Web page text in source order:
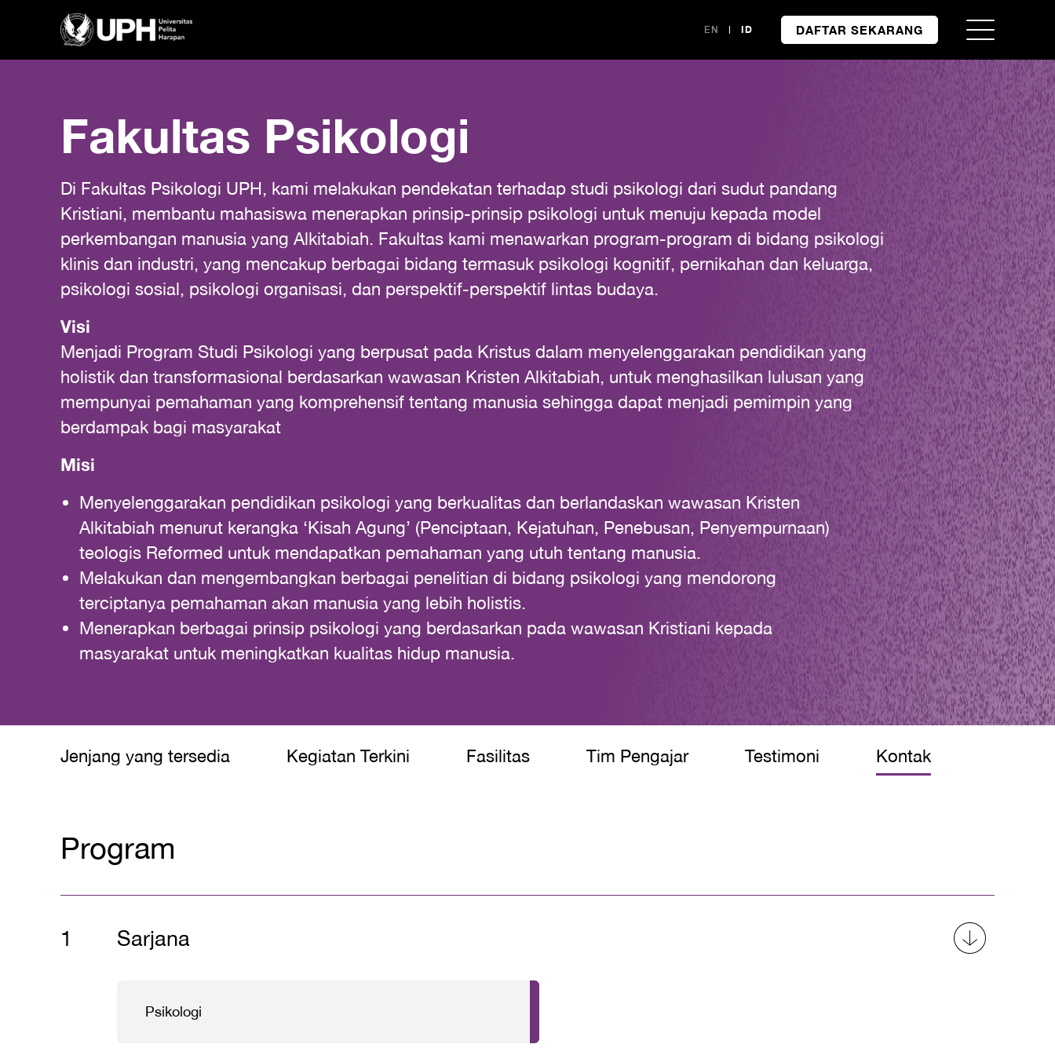
EN ID DAFTAR SEKARANG
Fakultas Psikologi
Di Fakultas Psikologi UPH, kami melakukan pendekatan terhadap studi psikologi dari sudut pandang
Kristiani, membantu mahasiswa menerapkan prinsip-prinsip psikologi untuk menuju kepada model
perkembangan manusia yang Alkitabiah. Fakultas kami menawarkan program-program di bidang psikologi
klinis dan industri, yang mencakup berbagai bidang termasuk psikologi kognitif, pernikahan dan keluarga,
psikologi sosial, psikologi organisasi, dan perspektif-perspektif lintas budaya.
Visi
Menjadi Program Studi Psikologi yang berpusat pada Kristus dalam menyelenggarakan pendidikan yang
holistik dan transformasional berdasarkan wawasan Kristen Alkitabiah, untuk menghasilkan lulusan yang
mempunyai pemahaman yang komprehensif tentang manusia sehingga dapat menjadi pemimpin yang
berdampak bagi masyarakat
Misi
Menyelenggarakan pendidikan psikologi yang berkualitas dan berlandaskan wawasan Kristen
Alkitabiah menurut kerangka ‘Kisah Agung’ (Penciptaan, Kejatuhan, Penebusan, Penyempurnaan)
teologis Reformed untuk mendapatkan pemahaman yang utuh tentang manusia.
Melakukan dan mengembangkan berbagai penelitian di bidang psikologi yang mendorong
terciptanya pemahaman akan manusia yang lebih holistis.
Menerapkan berbagai prinsip psikologi yang berdasarkan pada wawasan Kristiani kepada
masyarakat untuk meningkatkan kualitas hidup manusia.
Jenjang yang tersedia Kegiatan Terkini Fasilitas Tim Pengajar Testimoni Kontak
Program
Sarjana
Psikologi